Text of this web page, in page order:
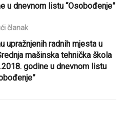
u dnevnom listu “Osobođenje”
članak
upražnjenih radnih mjesta u
mašinska tehnička škola
godine u dnevnom listu